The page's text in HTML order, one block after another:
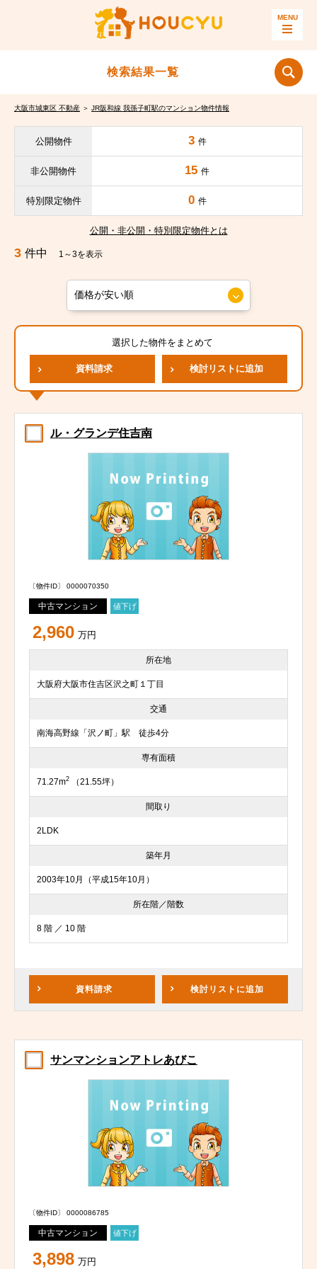
検索結果一覧
大阪市城東区 不動産 ＞ JR阪和線 我孫子町駅のマンション物件情報
公開物件 3 件
非公開物件 15 件
特別限定物件 0 件
公開・非公開・特別限定物件とは
3 件中 1～3を表示
選択した物件をまとめて
資料請求 検討リストに追加
ル・グランデ住吉南
〔物件ID〕 0000070350
中古マンション 値下げ
2,960 万円
所在地
大阪府大阪市住吉区沢之町１丁目
交通
南海高野線「沢ノ町」駅 徒歩4分
専有面積
71.27m2 （21.55坪）
間取り
2LDK
築年月
2003年10月（平成15年10月）
所在階／階数
8 階 ／ 10 階
資料請求 検討リスト に追加
サンマンションアトレあびこ
〔物件ID〕 0000086785
中古マンション 値下げ
3,898 万円